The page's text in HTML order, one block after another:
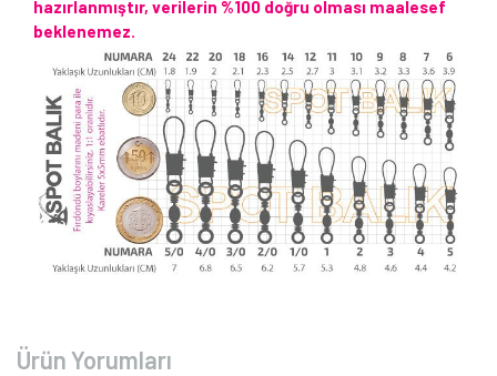
hazırlanmıştır, verilerin %100 doğru olması maalesef
beklenemez.
Ürün Yorumları